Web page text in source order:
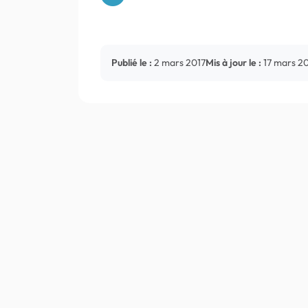
Publié le : 2 mars 2017Mis à jour le : 17 mars